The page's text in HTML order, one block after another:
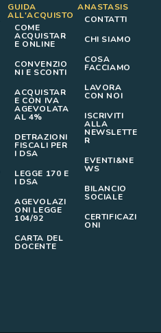
GUIDA
ALL'ACQUISTO
COME
ACQUISTAR
E ONLINE
CONVENZIO
NI E SCONTI
ACQUISTAR
E CON IVA
AGEVOLATA
AL 4%
DETRAZIONI
FISCALI PER
I DSA
LEGGE 170 E
I DSA
AGEVOLAZI
ONI LEGGE
104/92
CARTA DEL
DOCENTE
ANASTASIS
CONTATTI
CHI SIAMO
COSA
FACCIAMO
LAVORA
CON NOI
ISCRIVITI
ALLA
NEWSLETTE
R
EVENTI&NE
WS
BILANCIO
SOCIALE
CERTIFICAZI
ONI